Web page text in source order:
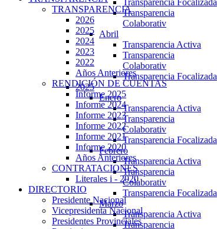
Transparencia
Colaborativ
Abril
Transparencia Activa
Transparencia
Colaborativ
Transparencia Focalizada
2025
Enero
Transparencia Activa
Transparencia
Colaborativ
Transparencia Focalizada
Febrero
Transparencia Activa
Transparencia
Colaborativ
Transparencia Focalizada
Marzo
Transparencia Activa
Transparencia
TRANSPARENCIA
2026
2025
2024
2023
2022
Años Anteriores
RENDICIÓN DE CUENTAS
Informe 2025
Informe 2024
Informe 2023
Informe 2022
Informe 2021
Informe 2020
Años Anteriores
CONTRATACIONES
Literales i - 2020
DIRECTORIO
Presidente Nacional
Vicepresidenta Nacional
Presidentes Provinciales